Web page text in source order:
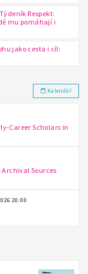
Respekt:
mu pomáhají i
jako cesta i cíl:
Kalendář
Career Scholars in
Archival Sources
20:00